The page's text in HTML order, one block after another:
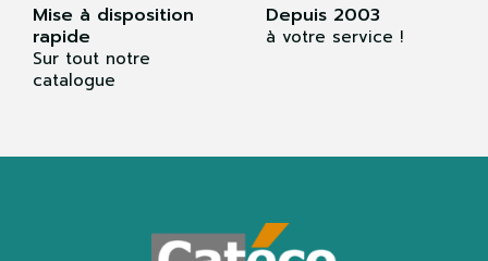
Mise à disposition
rapide
Sur tout notre
catalogue
Depuis 2003
à votre service !